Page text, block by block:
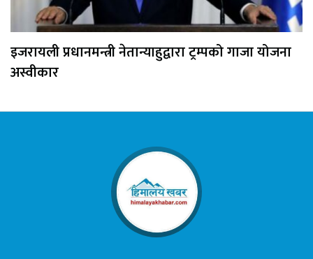
इजरायली प्रधानमन्त्री नेतान्याहुद्वारा ट्रम्पको गाजा योजना
अस्वीकार